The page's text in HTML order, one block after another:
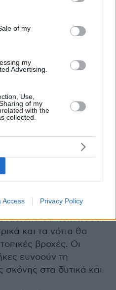
and its third-party tags to
purposes in below Google
of my
my
Advertising.
Use,
of my
with the
collected.
Access Privacy Policy
ΠΑΡΑΣΚΕΥΗ 15-04-
θα είναι τοπικά
δυτικά.
τοπικά 7 μποφόρ και
διευθύνσεις 3 με 5
μποφόρ.
μικρή άνοδο σε
τους 20 με 22 και
τους 23 βαθμούς
θα πυκνώσουν
και τα νότια θα
βροχές. Οι
ευνοούν τη
στα δυτικά και